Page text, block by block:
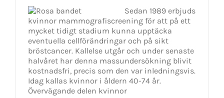
Sedan 1989 erbjuds
kvinnor mammografiscreening för att på ett
mycket tidigt stadium kunna upptäcka
eventuella cellförändringar och på sikt
bröstcancer. Kallelse utgår och under senaste
halvåret har denna massundersökning blivit
kostnadsfri, precis som den var inledningsvis.
Idag kallas kvinnor i åldern 40-74 år.
Övervägande delen kvinnor